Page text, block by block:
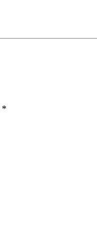
*